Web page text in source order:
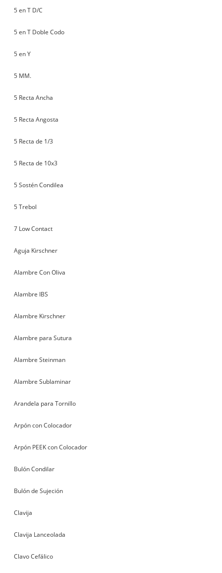
5 en T D/C
5 en T Doble Codo
5 en Y
5 MM.
5 Recta Ancha
5 Recta Angosta
5 Recta de 1/3
5 Recta de 10x3
5 Sostén Condilea
5 Trebol
7 Low Contact
Aguja Kirschner
Alambre Con Oliva
Alambre IBS
Alambre Kirschner
Alambre para Sutura
Alambre Steinman
Alambre Sublaminar
Arandela para Tornillo
Arpón con Colocador
Arpón PEEK con Colocador
Bulón Condilar
Bulón de Sujeción
Clavija
Clavija Lanceolada
Clavo Cefálico